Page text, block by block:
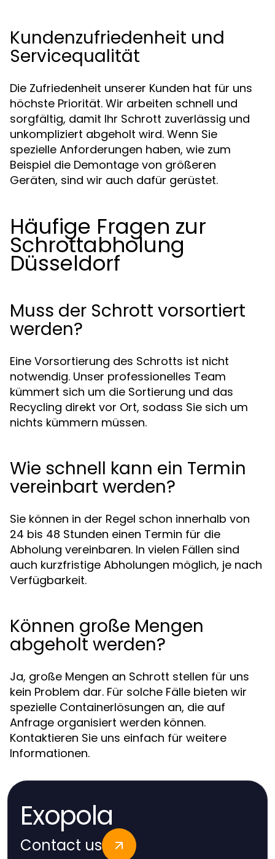
Kundenzufriedenheit und
Servicequalität
Die Zufriedenheit unserer Kunden hat für uns
höchste Priorität. Wir arbeiten schnell und
sorgfältig, damit Ihr Schrott zuverlässig und
unkompliziert abgeholt wird. Wenn Sie
spezielle Anforderungen haben, wie zum
Beispiel die Demontage von größeren
Geräten, sind wir auch dafür gerüstet.
Häufige Fragen zur
Schrottabholung
Düsseldorf
Muss der Schrott vorsortiert
werden?
Eine Vorsortierung des Schrotts ist nicht
notwendig. Unser professionelles Team
kümmert sich um die Sortierung und das
Recycling direkt vor Ort, sodass Sie sich um
nichts kümmern müssen.
Wie schnell kann ein Termin
vereinbart werden?
Sie können in der Regel schon innerhalb von
24 bis 48 Stunden einen Termin für die
Abholung vereinbaren. In vielen Fällen sind
auch kurzfristige Abholungen möglich, je nach
Verfügbarkeit.
Können große Mengen
abgeholt werden?
Ja, große Mengen an Schrott stellen für uns
kein Problem dar. Für solche Fälle bieten wir
spezielle Containerlösungen an, die auf
Anfrage organisiert werden können.
Kontaktieren Sie uns einfach für weitere
Informationen.
Exopola
Contact us